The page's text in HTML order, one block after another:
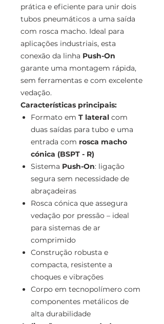
prática e eficiente para unir dois
tubos pneumáticos a uma saída
com rosca macho. Ideal para
aplicações industriais, esta
conexão da linha Push-On
garante uma montagem rápida,
sem ferramentas e com excelente
vedação.
Características principais:
Formato em T lateral com
duas saídas para tubo e uma
entrada com rosca macho
cónica (BSPT - R)
Sistema Push-On: ligação
segura sem necessidade de
abraçadeiras
Rosca cónica que assegura
vedação por pressão – ideal
para sistemas de ar
comprimido
Construção robusta e
compacta, resistente a
choques e vibrações
Corpo em tecnopolímero com
componentes metálicos de
alta durabilidade